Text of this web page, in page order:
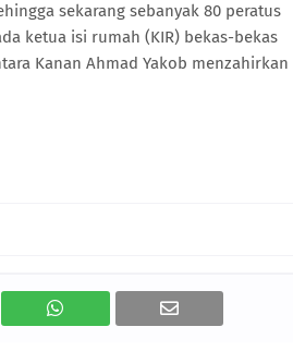
sekarang sebanyak 80 peratus
ketua isi rumah (KIR) bekas-bekas
Kanan Ahmad Yakob menzahirkan